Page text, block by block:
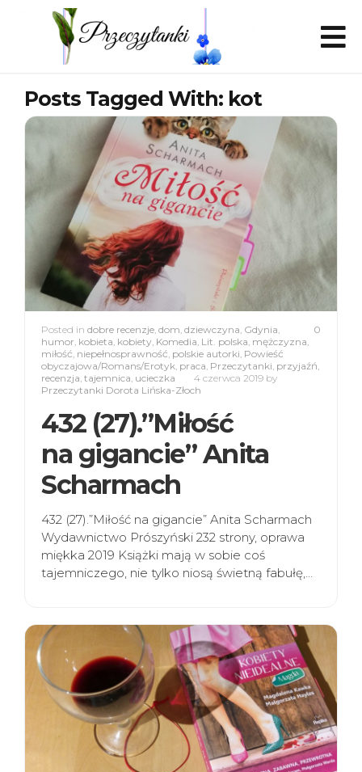
Posts Tagged With: kot
0
Posted in dobre recenzje, dom, dziewczyna, Gdynia,
humor, kobieta, kobiety, Komedia, Lit. polska, mężczyzna,
miłość, niepełnosprawność, polskie autorki, Powieść
obyczajowa/Romans/Erotyk, praca, Przeczytanki, przyjaźń,
recenzja, tajemnica, ucieczka 4 czerwca 2019 by
Przeczytanki Dorota Lińska-Złoch
432 (27).”Miłość
na gigancie” Anita
Scharmach
432 (27).”Miłość na gigancie” Anita Scharmach
Wydawnictwo Prószyński 232 strony, oprawa
miękka 2019 Książki mają w sobie coś
tajemniczego, nie tylko niosą świetną fabułę,…